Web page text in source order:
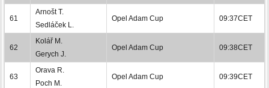
61
Arnošt T.
Sedláček L.
Opel Adam Cup 09:37CET
62
Kolář M.
Gerych J.
Opel Adam Cup 09:38CET
63
Orava R.
Poch M.
Opel Adam Cup 09:39CET